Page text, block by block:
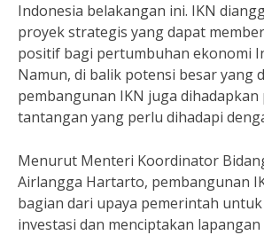
Indonesia belakangan ini. IKN
proyek strategis yang dapat
positif bagi pertumbuhan ekonomi
Namun, di balik potensi besar yang
pembangunan IKN juga dihadapkan
tantangan yang perlu dihadapi
Menurut Menteri Koordinator
Airlangga Hartarto, pembangunan
bagian dari upaya pemerintah
investasi dan menciptakan